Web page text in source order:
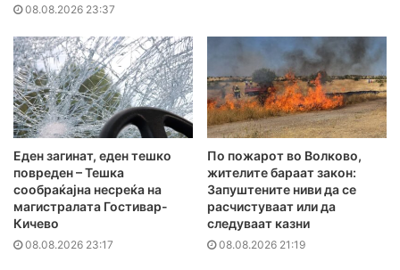
08.08.2026 23:37
Еден загинат, еден тешко
повреден – Тешка
сообраќајна несреќа на
магистралата Гостивар-
Кичево
08.08.2026 23:17
По пожарот во Волково,
жителите бараат закон:
Запуштените ниви да се
расчистуваат или да
следуваат казни
08.08.2026 21:19